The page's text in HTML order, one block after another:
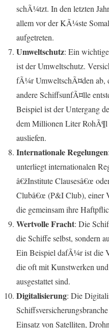
schÃ¼tzt. In den letzten
allem vor der KÃ¼ste
aufgetreten.
Umweltschutz: Ein
ist der Umweltschutz.
fÃ¼r UmweltschÃ¤den ab,
andere SchiffsunfÃ¤lle
Beispiel ist der Untergang
dem Millionen Liter
ausliefen.
Internationale Regelungen
unterliegt internationalen
â€žInstitute Clausesâ€œ
Clubâ€œ (P&I Club), einer
die gemeinsam ihre
Wertvolle Fracht: Die
die Schiffe selbst, sondern
Ein Beispiel dafÃ¼r ist die
die oft mit Kunstwerken
ausgestattet sind.
Digitalisierung: Die
Einsatz von Satelliten,